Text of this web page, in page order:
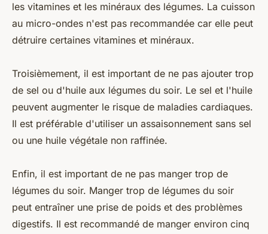
les vitamines et les minéraux des légumes. La cuisson
au micro-ondes n'est pas recommandée car elle peut
détruire certaines vitamines et minéraux.
Troisièmement, il est important de ne pas ajouter trop
de sel ou d'huile aux légumes du soir. Le sel et l'huile
peuvent augmenter le risque de maladies cardiaques.
Il est préférable d'utiliser un assaisonnement sans sel
ou une huile végétale non raffinée.
Enfin, il est important de ne pas manger trop de
légumes du soir. Manger trop de légumes du soir
peut entraîner une prise de poids et des problèmes
digestifs. Il est recommandé de manger environ cinq